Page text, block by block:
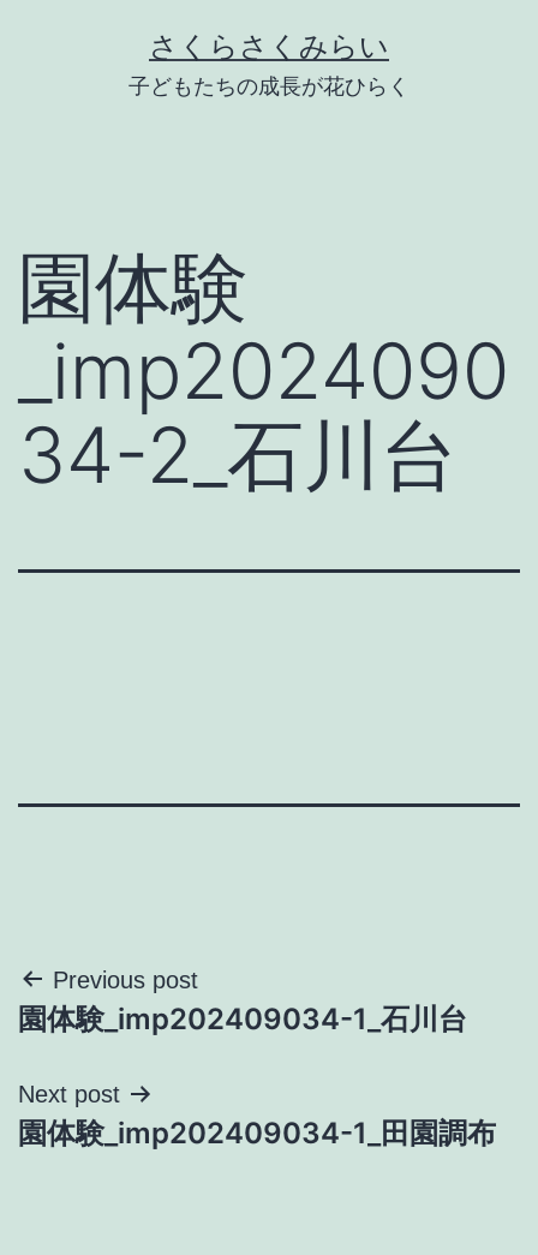
さくらさくみらい
子どもたちの成長が花ひらく
園体験
_imp2024090
34-2_石川台
投
稿
ナ
ビ
Previous post
園体験_imp202409034-1_石川台
Next post
園体験_imp202409034-1_田園調布